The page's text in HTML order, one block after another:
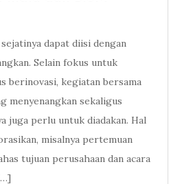
dapat diisi dengan
Selain fokus untuk
berinovasi, kegiatan bersama
menyenangkan sekaligus
juga perlu untuk diadakan. Hal
misalnya pertemuan
tujuan perusahaan dan acara